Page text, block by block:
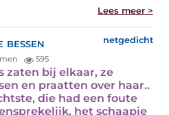
Lees meer >
bessen netgedicht
595
zaten bij elkaar, ze
en praatten over haar..
die had een foute
het schaapje